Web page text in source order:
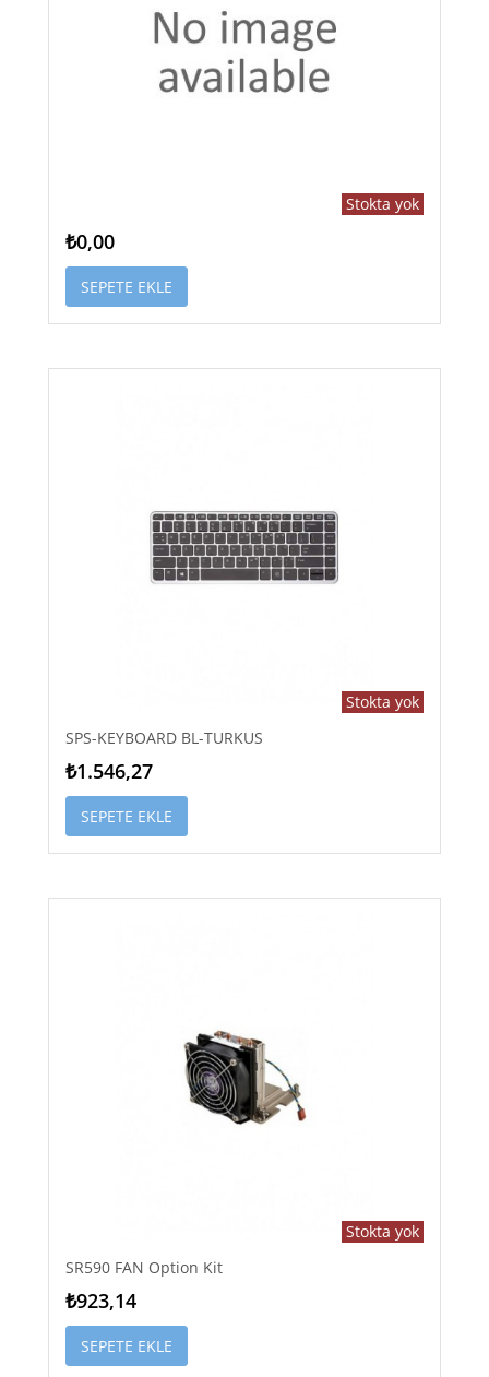
Stokta yok
₺0,00
SEPETE EKLE
Stokta yok
SPS-KEYBOARD BL-TURKUS
₺1.546,27
SEPETE EKLE
Stokta yok
SR590 FAN Option Kit
₺923,14
SEPETE EKLE